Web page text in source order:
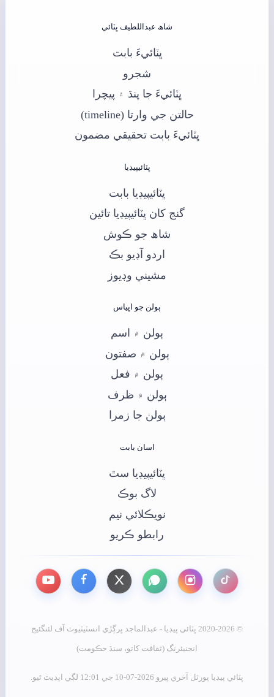
شاھ عبداللطيف ڀٽائي
ڀٽائيءَ بابت
شجرو
ڀٽائيءَ جا پنڌ ۽ پيچرا
حالتن جي وارتا (timeline)
ڀٽائيءَ بابت تحقيقي مضمون
ڀٽائيپيڊيا
ڀٽائيپيڊيا بابت
گنج کان ڀٽائيپيڊيا تائين
شاھ جو ڪوش
اردو آڊيو بڪ
مشيني وڊيوز
ٻولن جو اڀياس
ٻولن ۾ اسم
ٻولن ۾ صفتون
ٻولن ۾ فعل
ٻولن ۾ ظرف
ٻولن جا زمرا
اسان بابت
ڀٽائيپيڊيا سٿ
لاگ بوڪ
نويڪلائي نيم
رابطو ڪريو
© 2020-2026 ڀٽائي پيڊيا - عبدالماجد ڀرڳڙي انسٽيٽيوٽ آف لئنگئيج
انجنيئرنگ (ثقافت کاتو، سنڌ حڪومت)
ڀٽائي پيڊيا پورٽل آخري ڀيرو 2026-07-10 جي 12:01 لڳي اپڊيٽ ٿيو.